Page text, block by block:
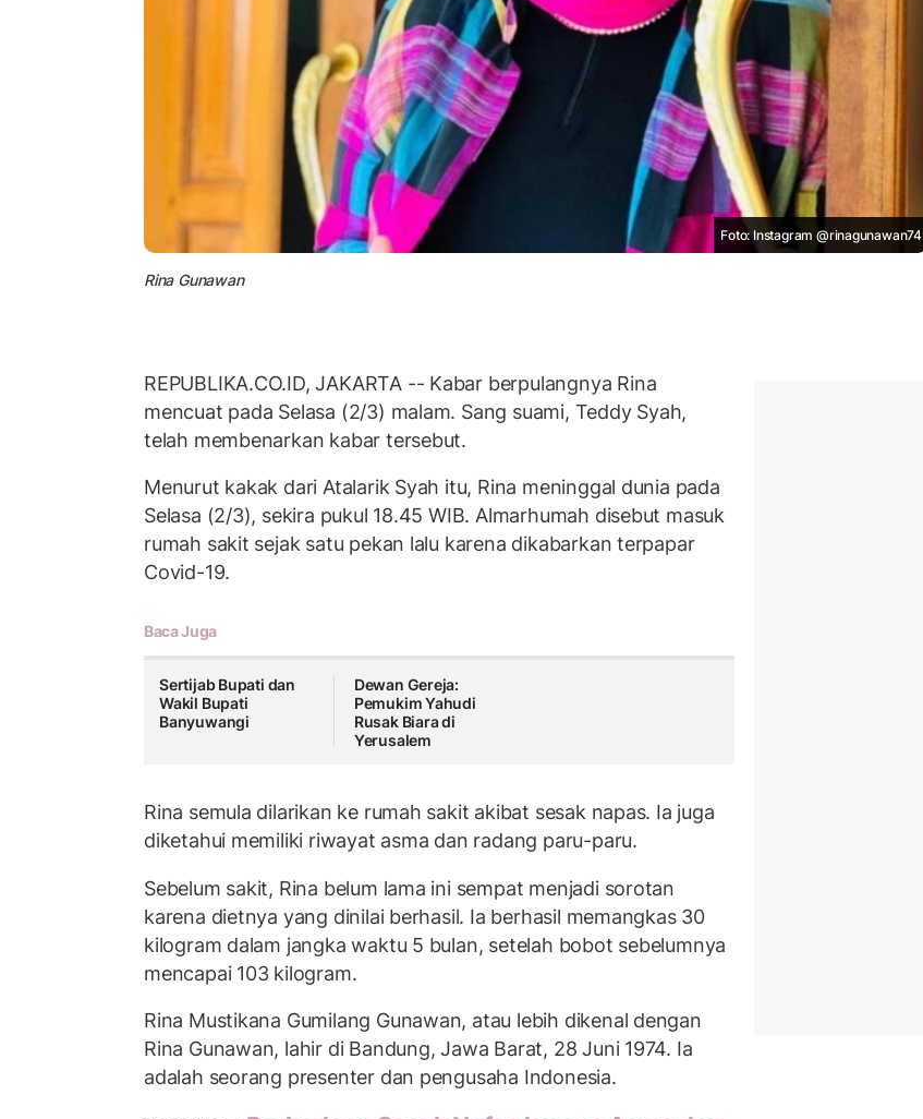
Foto: Instagram @rinagunawan74
Rina Gunawan
REPUBLIKA.CO.ID, JAKARTA -- Kabar berpulangnya Rina
mencuat pada Selasa (2/3) malam. Sang suami, Teddy Syah,
telah membenarkan kabar tersebut.
Menurut kakak dari Atalarik Syah itu, Rina meninggal dunia pada
Selasa (2/3), sekira pukul 18.45 WIB. Almarhumah disebut masuk
rumah sakit sejak satu pekan lalu karena dikabarkan terpapar
Covid-19.
Baca Juga
Sertijab Bupati dan
Wakil Bupati
Banyuwangi
Dewan Gereja:
Pemukim Yahudi
Rusak Biara di
Yerusalem
Rina semula dilarikan ke rumah sakit akibat sesak napas. Ia juga
diketahui memiliki riwayat asma dan radang paru-paru.
Sebelum sakit, Rina belum lama ini sempat menjadi sorotan
karena dietnya yang dinilai berhasil. Ia berhasil memangkas 30
kilogram dalam jangka waktu 5 bulan, setelah bobot sebelumnya
mencapai 103 kilogram.
Rina Mustikana Gumilang Gunawan, atau lebih dikenal dengan
Rina Gunawan, lahir di Bandung, Jawa Barat, 28 Juni 1974. Ia
adalah seorang presenter dan pengusaha Indonesia.